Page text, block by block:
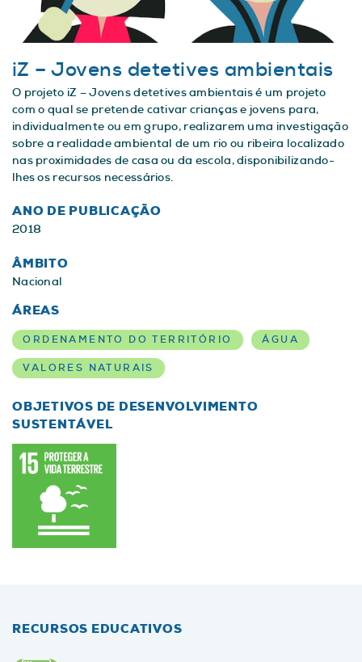
iZ – Jovens detetives ambientais
O projeto iZ – Jovens detetives ambientais é um projeto
com o qual se pretende cativar crianças e jovens para,
individualmente ou em grupo, realizarem uma investigação
sobre a realidade ambiental de um rio ou ribeira localizado
nas proximidades de casa ou da escola, disponibilizando-
lhes os recursos necessários.
ANO DE PUBLICAÇÃO
2018
ÂMBITO
Nacional
ÁREAS
ORDENAMENTO DO TERRITÓRIO ÁGUA
VALORES NATURAIS
OBJETIVOS DE DESENVOLVIMENTO
SUSTENTÁVEL
RECURSOS EDUCATIVOS